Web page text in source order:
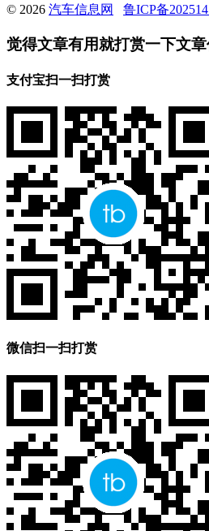
© 2026 汽车信息网 鲁ICP备
觉得文章有用就打赏一下文
支付宝扫一扫打赏
微信扫一扫打赏